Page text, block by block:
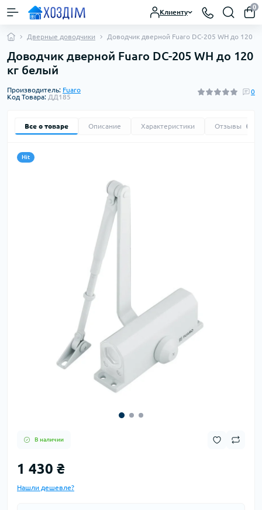
Клиенту
0
Дверные доводчики Доводчик дверной Fuaro DC-205 WH до 120
Доводчик дверной Fuaro DC-205 WH до 120
кг белый
Производитель: Fuaro
Код Товара: ДД185
0
Все о товаре Описание Характеристики Отзывы
Hit
В наличии
1 430 ₴
Нашли дешевле?